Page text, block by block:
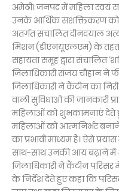
अमेठी। जनपद में महिला स्वयं
उनके आर्थिक सशक्तिकरण को
अंतर्गत संचालित दीनदयाल
मिशन (डीएनयूएलएम) के तहत
सहायता समूह द्वारा संचालित
जिलाधिकारी संजय चौहान ने
जिलाधिकारी ने कैंटीन का
वाली सुविधाओं की जानकारी
महिलाओं को शुभकामनाएं देते
महिलाओं को आत्मनिर्भर
का प्रभावी माध्यम हैं। ऐसे
साथ-साथ उनकी आय बढ़ाने में
जिलाधिकारी ने कैंटीन परिसर
के निर्देश देते हुए कहा कि